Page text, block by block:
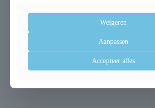
Radiator hangmat
zwart
Croci
iglo
Weigeren
Aanpassen
Accepteer alles